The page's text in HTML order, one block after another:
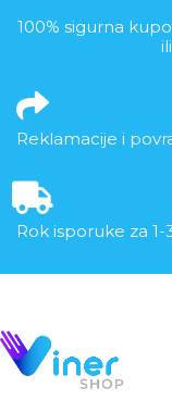
100% sigurna
Reklamacije i
Rok isporuke za 1-